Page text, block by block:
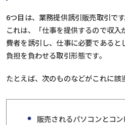
6つ目は、業務提供誘引販売取引です
これは、「仕事を提供するので収
費者を誘引し、仕事に必要である
負担を負わせる取引形態です。
たとえば、次のものなどがこれに該
販売されるパソコンとコ